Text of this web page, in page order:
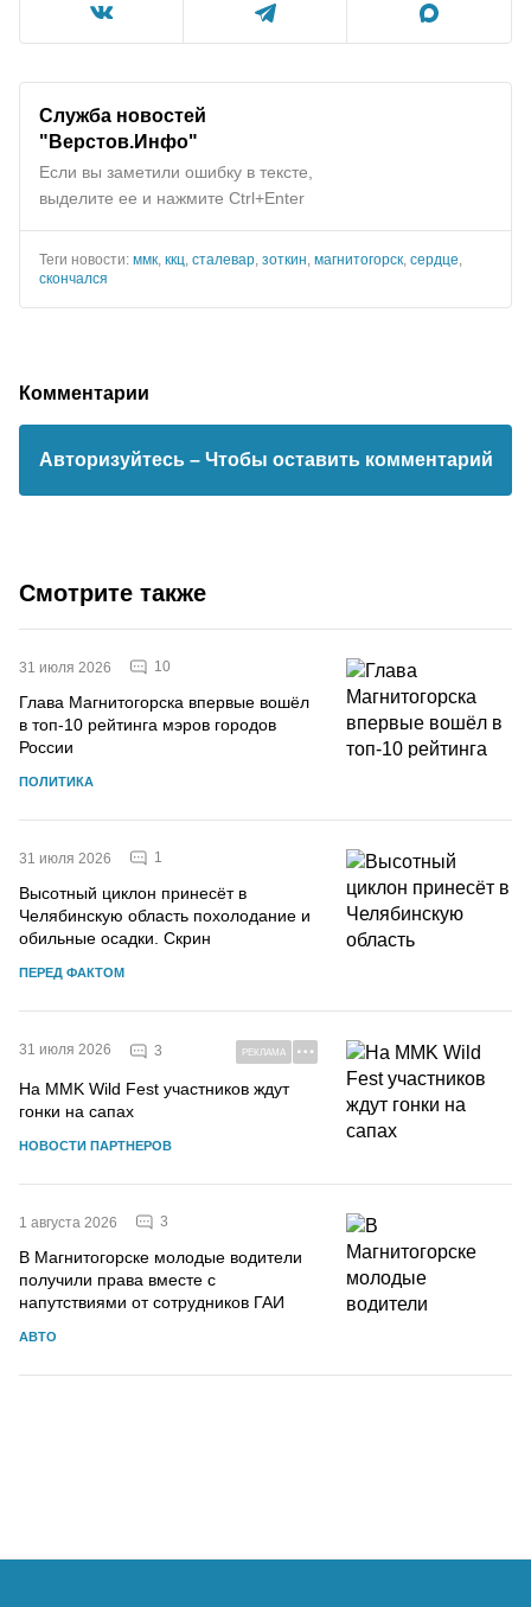
Служба новостей
"Верстов.Инфо"
Если вы заметили ошибку в тексте,
выделите ее и нажмите Ctrl+Enter
Теги новости: ммк ккц сталевар зоткин магнитогорск сердце
скончался
Комментарии
Авторизуйтесь – Чтобы оставить комментарий
Смотрите также
31 июля 2026 10
Глава Магнитогорска впервые вошёл
в топ-10 рейтинга мэров городов
России
ПОЛИТИКА
31 июля 2026 1
Высотный циклон принесёт в
Челябинскую область похолодание и
обильные осадки. Скрин
ПЕРЕД ФАКТОМ
31 июля 2026 3 РЕКЛАМА
На MMK Wild Fest участников ждут
гонки на сапах
НОВОСТИ ПАРТНЕРОВ
1 августа 2026 3
В Магнитогорске молодые водители
получили права вместе с
напутствиями от сотрудников ГАИ
АВТО